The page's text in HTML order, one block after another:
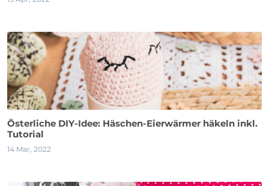
Österliche DIY-Idee: Häschen-Eierwärmer häkeln inkl.
Tutorial
14 Mar, 2022